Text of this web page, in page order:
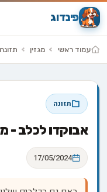
פינדוג
עמוד ראשי מגזין תזונה
תזונה
אבוקדו לכלב -
17/05/2024